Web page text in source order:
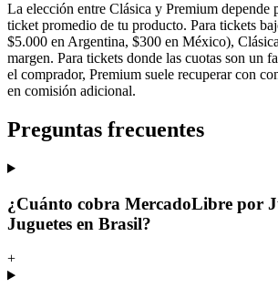
La elección entre Clásica y Premium depende
ticket promedio de tu producto. Para tickets
$5.000 en Argentina, $300 en México),
margen. Para tickets donde las cuotas son un
el comprador, Premium suele recuperar con
en comisión adicional.
Preguntas frecuentes
¿Cuánto cobra MercadoLibre por
Juguetes en Brasil?
+